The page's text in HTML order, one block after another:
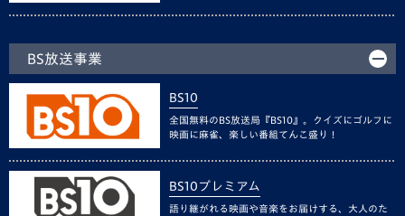
BS放送事業
BS10
全国無料のBS放送局『BS10』。クイズにゴルフに
映画に麻雀、楽しい番組てんこ盛り！
BS10プレミアム
語り継がれる映画や音楽をお届けする、大人のた